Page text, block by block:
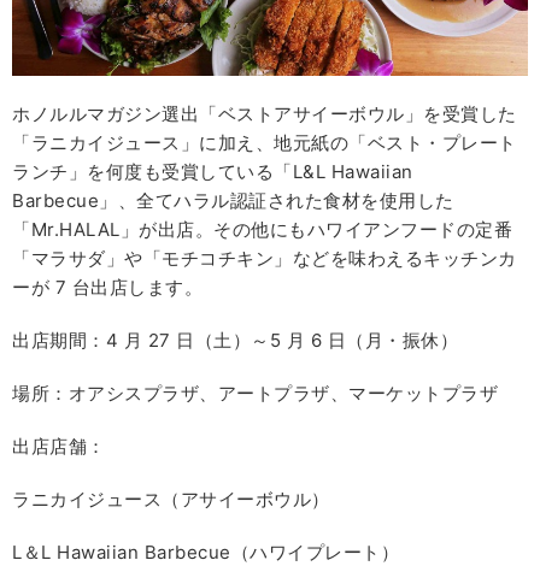
ホノルルマガジン選出「ベストアサイーボウル」を受賞した
「ラニカイジュース」に加え、地元紙の「ベスト・プレート
ランチ」を何度も受賞している「L&L Hawaiian
Barbecue」、全てハラル認証された食材を使用した
「Mr.HALAL」が出店。その他にもハワイアンフードの定番
「マラサダ」や「モチコチキン」などを味わえるキッチンカ
ーが 7 台出店します。
出店期間：4 月 27 日（土）～5 月 6 日（月・振休）
場所：オアシスプラザ、アートプラザ、マーケットプラザ
出店店舗：
ラニカイジュース（アサイーボウル）
L＆L Hawaiian Barbecue（ハワイプレート）